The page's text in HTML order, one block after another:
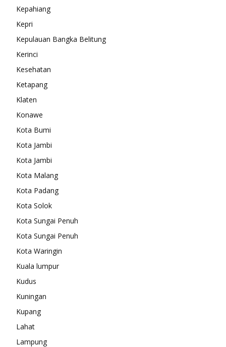
Kepahiang
Kepri
Kepulauan Bangka Belitung
Kerinci
Kesehatan
Ketapang
Klaten
Konawe
Kota Bumi
Kota Jambi
Kota Jambi
Kota Malang
Kota Padang
Kota Solok
Kota Sungai Penuh
Kota Sungai Penuh
Kota Waringin
Kuala lumpur
Kudus
Kuningan
Kupang
Lahat
Lampung